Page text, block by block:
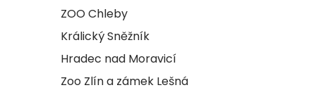
ZOO Chleby
Králický Sněžník
Hradec nad Moravicí
Zoo Zlín a zámek Lešná